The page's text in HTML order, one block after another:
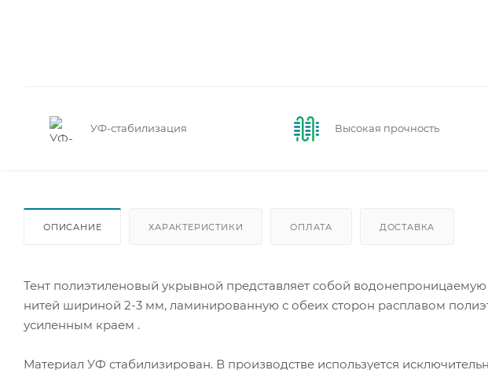
УФ-стабилизация Высокая прочность
ОПИСАНИЕ ХАРАКТЕРИСТИКИ ОПЛАТА ДОСТАВКА
Тент полиэтиленовый укрывной представляет собой
нитей шириной 2-3 мм, ламинированную с обеих сторон расплавом
усиленным краем .
Материал УФ стабилизирован. В производстве используется